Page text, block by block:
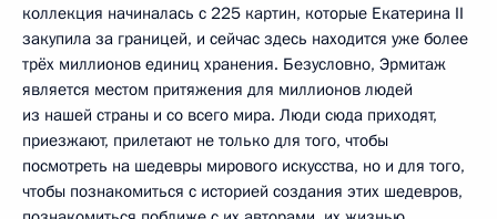
коллекция начиналась с 225 картин, которые Екатерина II
закупила за границей, и сейчас здесь находится уже более
трёх миллионов единиц хранения. Безусловно, Эрмитаж
является местом притяжения для миллионов людей
из нашей страны и со всего мира. Люди сюда приходят,
приезжают, прилетают не только для того, чтобы
посмотреть на шедевры мирового искусства, но и для того,
чтобы познакомиться с историей создания этих шедевров,